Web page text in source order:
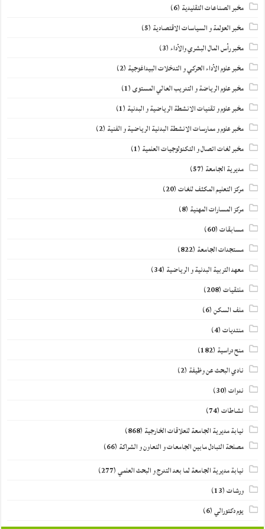
مخبر الصناعات التقليدية (6)
مخبر العولمة و السياسات الاقتصادية (5)
مخبر رأس المال البشري والأداء(3)
مخبر علوم الأداء الحركي و التدخلات البيداغوجية (2)
مخبر علوم الرياضة و التدريب العالي المستوى(1)
مخبر علوم و تقنيات الانشطة الرياضية و البدنية (1)
مخبر علوم و ممارسات الانشطة البدنية الرياضية و الفنية (2)
مخبر لغات اتصال و التكنولوجيات العلمية (1)
مديرية الجامعة (57)
مركز التعليم المكثف للغات(20)
مركز المسارات المهنية (8)
مسابقات(60)
مستجدات الجامعة (822)
معهد التربية البدنية و الرياضية (34)
ملتقيات(208)
ملف السكن(6)
منتديات(4)
منح دراسية (182)
نادي البحث عن وظيفة (2)
ندوات(30)
نشاطات(74)
نيابة مديرية الجامعة للعلاقات الخارجية (868)
مصلحة التبادل مابين الجامعات و التعاون و الشراكة (66)
نيابة مديرية الجامعة لما بعد التدرج و البحث العلمي(277)
ورشات(13)
يوم دكتورالي(6)